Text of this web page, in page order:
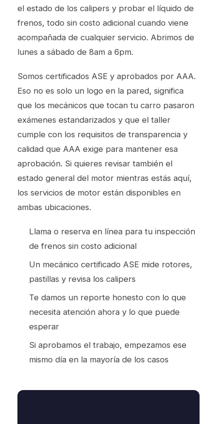
el estado de los calipers y probar el líquido de
frenos, todo sin costo adicional cuando viene
acompañada de cualquier servicio. Abrimos de
lunes a sábado de 8am a 6pm.
Somos certificados ASE y aprobados por AAA.
Eso no es solo un logo en la pared, significa
que los mecánicos que tocan tu carro pasaron
exámenes estandarizados y que el taller
cumple con los requisitos de transparencia y
calidad que AAA exige para mantener esa
aprobación. Si quieres revisar también el
estado general del motor mientras estás aquí,
los servicios de motor están disponibles en
ambas ubicaciones.
Llama o reserva en línea para tu inspección
de frenos sin costo adicional
Un mecánico certificado ASE mide rotores,
pastillas y revisa los calipers
Te damos un reporte honesto con lo que
necesita atención ahora y lo que puede
esperar
Si aprobamos el trabajo, empezamos ese
mismo día en la mayoría de los casos